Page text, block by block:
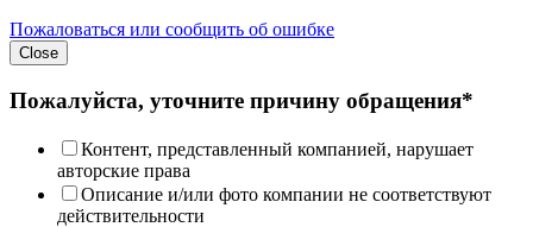
Пожаловаться или сообщить об ошибке
Close
Пожалуйста, уточните причину обращения*
Контент, представленный компанией, нарушает
авторские права
Описание и/или фото компании не соответствуют
действительности